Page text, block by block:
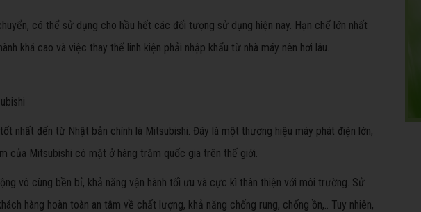
có thể sử dụng cho hầu hết các đối tượng sử dụng hiện nay. Hạn chế lớn nhất
khá cao và việc thay thế linh kiện phải nhập khẩu từ nhà máy nên hơi lâu.
nhất đến từ Nhật bản chính là Mitsubishi. Đây là một thương hiệu máy phát điện lớn,
của Mitsubishi có mặt ở hàng trăm quốc gia trên thế giới.
vô cùng bền bỉ, khả năng vận hành tối ưu và cực kì thân thiện với môi trường. Sử
hàng hoàn toàn an tâm về chất lượng, khả năng chống rung, chống ồn,.. Tuy nhiên,